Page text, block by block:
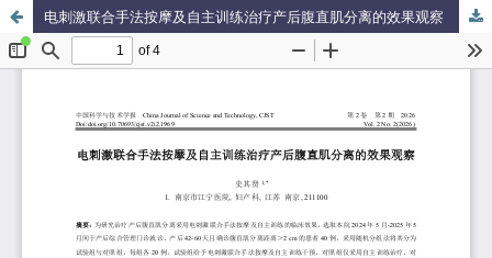
电刺激联合手法按摩及自主训练治疗产后腹直肌分离的效果观察